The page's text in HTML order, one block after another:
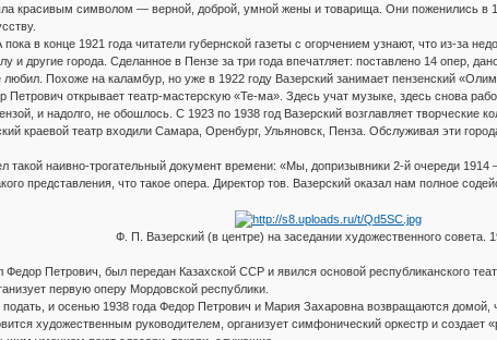
красивым символом — верной, доброй, умной жены и товарища. Они поженились в
в конце 1921 года читатели губернской газеты с огорчением узнают, что из-за
и другие города. Сделанное в Пензе за три года впечатляет: поставлено 14 опер,
Похоже на каламбур, но уже в 1922 году Вазерский занимает пензенский
Петрович открывает театр-мастерскую «Те-ма». Здесь учат музыке, здесь снова
и надолго, не обошлось. С 1923 по 1938 год Вазерский возглавляет творческие
краевой театр входили Самара, Оренбург, Ульяновск, Пенза. Обслуживая эти
такой наивно-трогательный документ времени: «Мы, допризывники 2-й очереди
представления, что такое опера. Директор тов. Вазерский оказал нам полное
Ф. П. Вазерский (в центре) на заседании художественного совета.
Федор Петрович, был передан Казахской ССР и явился основой республиканского
первую оперу Мордовской республики.
и осенью 1938 года Федор Петрович и Мария Захаровна возвращаются
художественным руководителем, организует симфонический оркестр и